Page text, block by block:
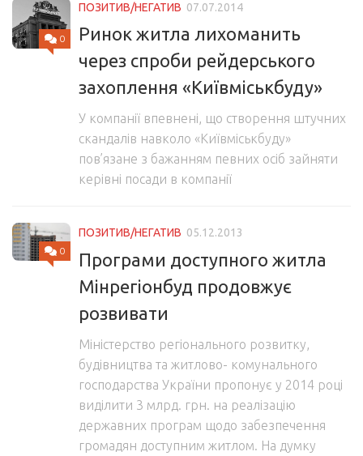
0
ПОЗИТИВ/НЕГАТИВ 07.07.2014
Ринок житла лихоманить
через спроби рейдерського
захоплення «Київміськбуду»
У компанії впевнені, що створення штучних
скандалів навколо «Київміськбуду»
пов’язане з бажанням певних осіб зайняти
керівні посади в компанії
0
ПОЗИТИВ/НЕГАТИВ 05.12.2013
Програми доступного житла
Мінрегіонбуд продовжує
розвивати
Міністерство регіонального розвитку,
будівництва та житлово- комунального
господарства України пропонує у 2014 році
виділити 3 млрд. грн. на реалізацію
державних програм щодо забезпечення
громадян доступним житлом. На думку